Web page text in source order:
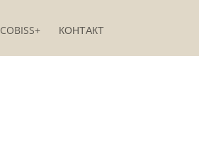
COBISS+ КОНТАКТ